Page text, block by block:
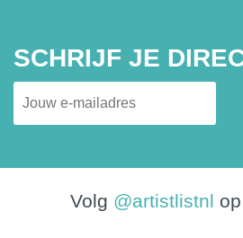
SCHRIJF JE
Volg @artistlistnl